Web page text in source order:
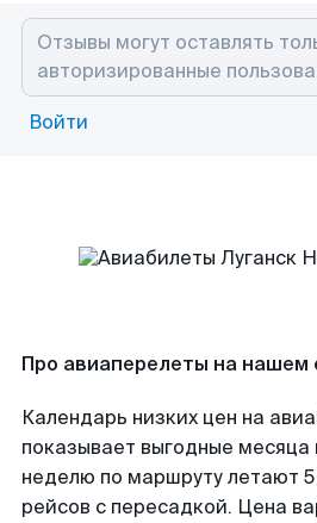
Войти
Про авиаперелеты на нашем
Календарь низких цен на
показывает выгодные месяца
неделю по маршруту летают
рейсов с пересадкой. Цена